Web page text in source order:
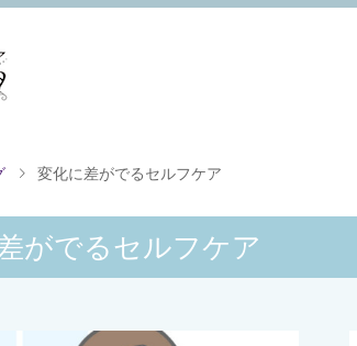
変化に差がでるセルフケア
がでるセルフケア